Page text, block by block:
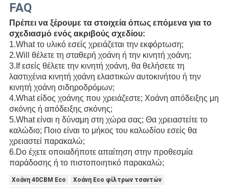
FAQ
Πρέπει να ξέρουμε τα στοιχεία όπως επόμενα για το
σχεδιασμό ενός ακριβούς σχεδίου:
1.What το υλικό εσείς χρειάζεται την εκφόρτωση;
2.Will θέλετε τη σταθερή χοάνη ή την κινητή χοάνη;
3.If εσείς θέλετε την κινητή χοάνη, θα θελήσετε τη
λαστιχένια κινητή χοάνη ελαστικών αυτοκινήτου ή την
κινητή χοάνη σιδηροδρόμων;
4.What είδος χοάνης που χρειάζεστε; Χοάνη απόδειξης μη
σκόνης ή απόδειξης σκόνης;
5.What είναι η δύναμη στη χώρα σας; Θα χρειαστείτε το
καλώδιο; Ποιο είναι το μήκος του καλωδίου εσείς θα
χρειαστεί παρακαλώ;
6.Do έχετε οποιαδήποτε απαίτηση στην προθεσμία
παράδοσης ή το πιστοποιητικό παρακαλώ;
Χοάνη 40CBM Eco
Χοάνη Eco φίλτρων τσαντών